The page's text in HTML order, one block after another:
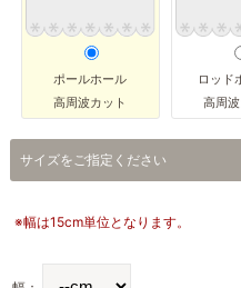
ポールホール
高周波カット
ロッド
高周
サイズをご指定ください
※幅は15cm単位となります。